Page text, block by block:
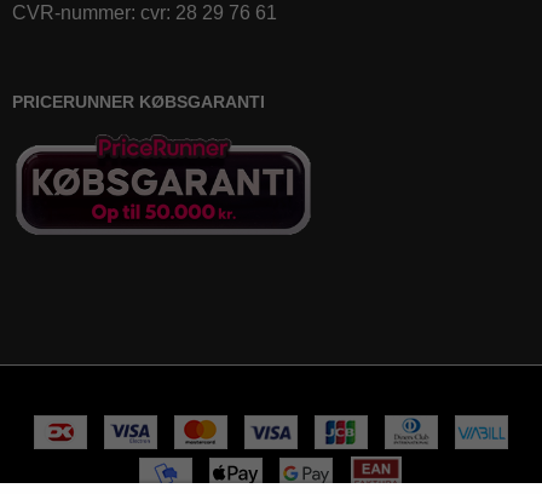
CVR-nummer: cvr: 28 29 76 61
PRICERUNNER KØBSGARANTI